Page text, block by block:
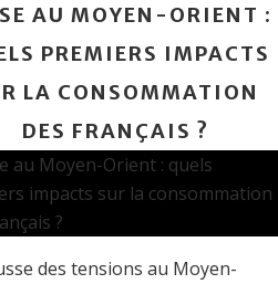
AU MOYEN-ORIENT :
PREMIERS IMPACTS
LA CONSOMMATION
DES FRANÇAIS ?
des tensions au Moyen-